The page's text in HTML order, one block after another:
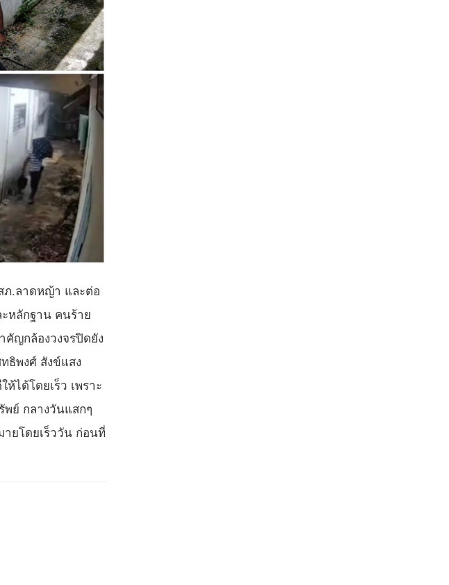
ภ.ลาดหญ้า และต่อ
ะหลักฐาน คนร้าย
ญกล้องวงจรปิดยัง
ธิพงศ์ สังข์แสง
ได้โดยเร็ว เพราะ
พย์ กลางวันแสกๆ
ยโดยเร็ววัน ก่อนที่